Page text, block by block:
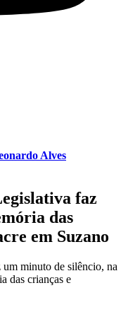
Alves
faz
das
em Suzano
minuto de silêncio, na
das crianças e